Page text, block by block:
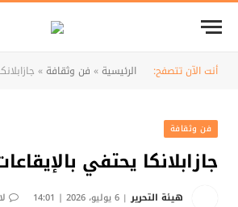
أنت الآن تتصفح: الرئيسية» فن وثقافة»
فن وثقافة
جازابلانكا يحتفي
هيئة التحرير 6 يوليو، 2026 | 14:01